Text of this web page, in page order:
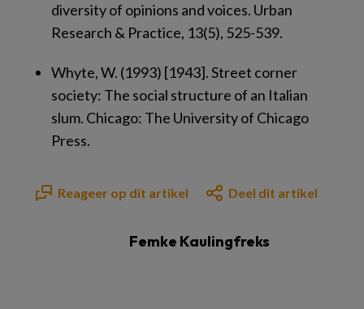
diversity of opinions and voices. Urban
Research & Practice, 13(5), 525-539.
Whyte, W. (1993) [1943].Street corner
society: The social structure of an Italian
slum. Chicago: The University of Chicago
Press.
Reageer op dit artikel Deel dit artikel
Femke Kaulingfreks